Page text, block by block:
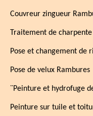
Couvreur zingueur
Traitement de
Pose et changement de
Pose de velux Rambures
¨Peinture et hydrofuge
Peinture sur tuile et